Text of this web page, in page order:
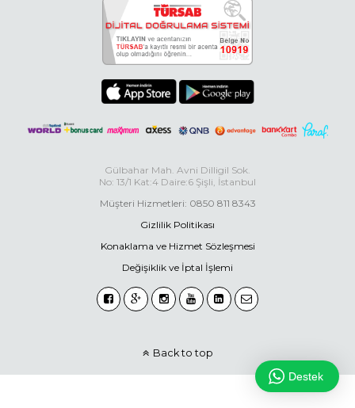
Gülbahar Mah. Avni Dilligil Sok.
No: 13/1 Kat:4 Daire:6 Şişli, İstanbul
Müşteri Hizmetleri: 0850 811 8343
Gizlilik Politikası
Konaklama ve Hizmet Sözleşmesi
Değişiklik ve İptal İşlemi
Back to top
Destek